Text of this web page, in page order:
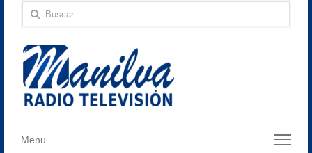
Buscar:
Menu
Menu